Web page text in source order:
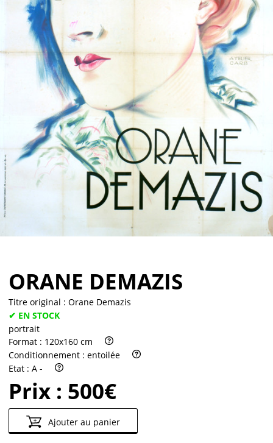
Vendre
ORANE DEMAZIS
Titre original : Orane Demazis
✔ EN STOCK
portrait
Format : 120x160 cm
Conditionnement : entoilée
Etat : A -
Prix : 500€
Ajouter au panier